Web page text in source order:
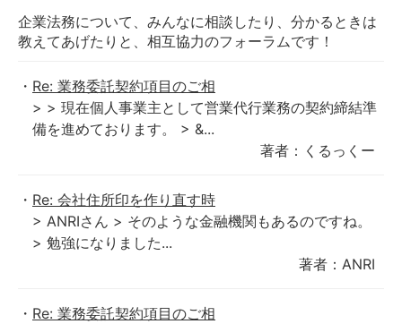
企業法務について、みんなに相談したり、分かるときは
教えてあげたりと、相互協力のフォーラムです！
Re: 業務委託契約項目のご相
> > 現在個人事業主として営業代行業務の契約締結準
備を進めております。 > &...
著者：くるっくー
Re: 会社住所印を作り直す時
> ANRIさん > そのような金融機関もあるのですね。
> 勉強になりました...
著者：ANRI
Re: 業務委託契約項目のご相